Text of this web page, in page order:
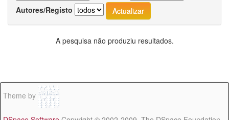
Autores/Registo
A pesquisa não produziu resultados.
Theme by